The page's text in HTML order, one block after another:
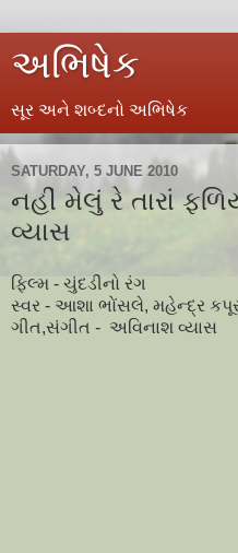
અભિષેક
સૂર અને શબ્દનો અભિષેક
SATURDAY, 5 JUNE 2010
નહીં મેલું રે તારાં
વ્યાસ
ફિલ્મ - ચુંદડીનો રંગ
સ્વર - આશા ભોંસલે, મહેન્દ્ર
ગીત,સંગીત - અવિનાશ વ્યાસ